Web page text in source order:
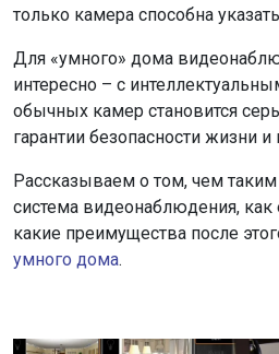
только камера способна
Для «умного» дома
интересно – с
обычных камер становится
гарантии безопасности жизни
Рассказываем о том, чем
система видеонаблюдения, как
какие преимущества после
умного дома.